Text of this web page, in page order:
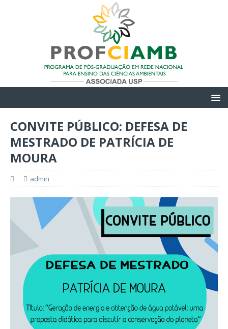
CONVITE PÚBLICO: DEFESA DE
MESTRADO DE PATRÍCIA DE
MOURA
admin